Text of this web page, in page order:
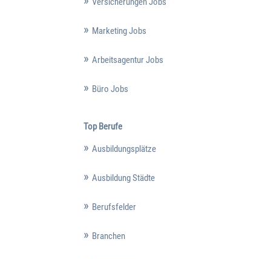
Marketing Jobs
Arbeitsagentur Jobs
Büro Jobs
Top Berufe
Ausbildungsplätze
Ausbildung Städte
Berufsfelder
Branchen